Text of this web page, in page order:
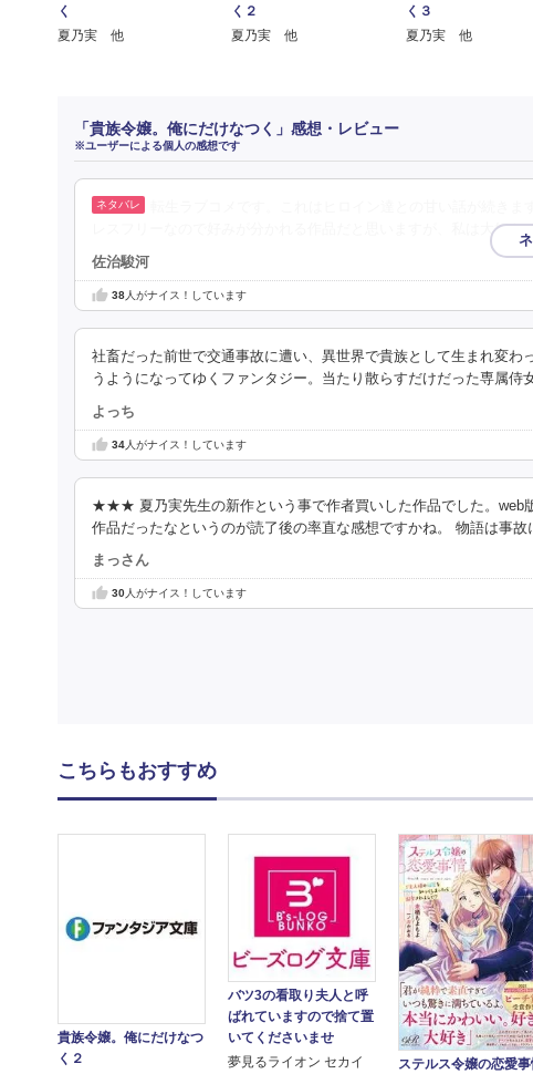
く
夏乃実 他
く２
夏乃実 他
く３
夏乃実 他
「貴族令嬢。俺にだけなつく」感想・レビュー
※ユーザーによる個人の感想です
レスフリーなので好みが分かれる作品だと思いますが、私は大好き
佐治駿河
38人がナイス！しています
社畜だった前世で交通事故に遭い、異世界で貴族として生まれ変
うようになってゆくファンタジー。当たり散らすだけだった専属侍
よっち
34人がナイス！しています
★★★ 夏乃実先生の新作という事で作者買いした作品でした。web
作品だったなというのが読了後の率直な感想ですかね。 物語は事故
まっさん
30人がナイス！しています
こちらもおすすめ
貴族令嬢。俺にだけなつ
く２
バツ3の看取り夫人と呼
ばれていますので捨て置
いてくださいませ
夢見るライオン セカイ
ステルス令嬢の恋愛